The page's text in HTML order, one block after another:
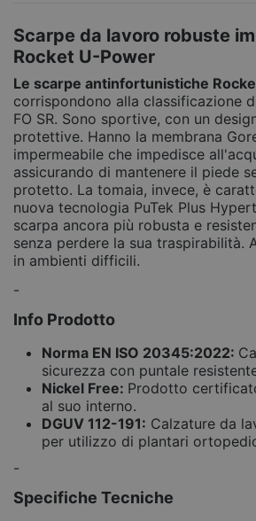
Scarpe da lavoro robuste
Rocket U-Power
Le scarpe antinfortunistiche
corrispondono alla classificazione
FO SR. Sono sportive, con un
protettive. Hanno la membrana
impermeabile che impedisce
assicurando di mantenere il piede
protetto. La tomaia, invece, è
nuova tecnologia PuTek Plus
scarpa ancora più robusta e
senza perdere la sua traspirabilità.
in ambienti difficili.
-
Info Prodotto
Norma EN ISO 20345:2022:
sicurezza con puntale
Nickel Free: Prodotto
al suo interno.
DGUV 112-191: Calzature da
per utilizzo di plantari
-
Specifiche Tecniche